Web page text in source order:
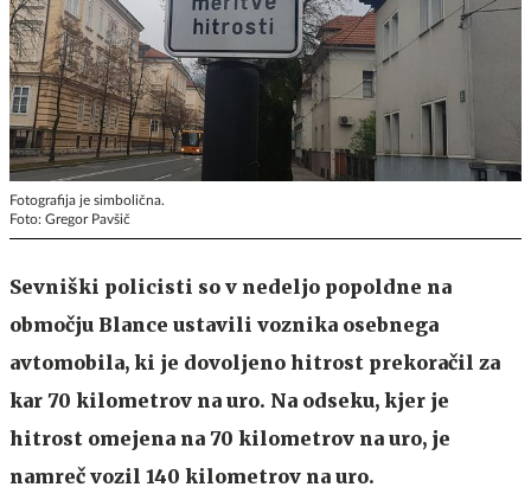
Fotografija je simbolična.
Foto: Gregor Pavšič
Sevniški policisti so v nedeljo popoldne na
območju Blance ustavili voznika osebnega
avtomobila, ki je dovoljeno hitrost prekoračil za
kar 70 kilometrov na uro. Na odseku, kjer je
hitrost omejena na 70 kilometrov na uro, je
namreč vozil 140 kilometrov na uro.